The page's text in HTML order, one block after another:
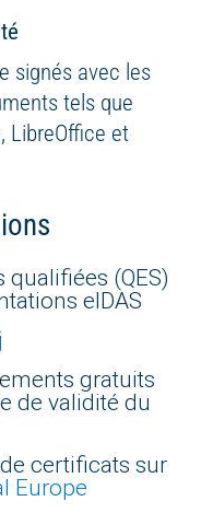
signés avec les
tels que
LibreOffice et
(QES)
eIDAS
gratuits
de validité du
certificats sur
Europe